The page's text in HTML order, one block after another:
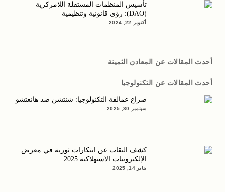
تأسيس المنظمات المستقلة اللامركزية
(DAO): رؤى قانونية وتنظيمية
أكتوبر 22, 2024
أحدث المقالات عن المعادن الثمينة
أحدث المقالات عن التكنولوجيا
صراع عمالقة التكنولوجيا: شنتشن ضد هانغتشو
سبتمبر 30, 2025
كشف النقاب عن ابتكارات ثورية في معرض
الإلكترونيات الاستهلاكية 2025
يناير 14, 2025